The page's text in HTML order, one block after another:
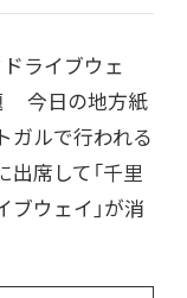
ドライブウェ
今日の地方紙
ガルで行われる
席して「千里
ウェイ」が消